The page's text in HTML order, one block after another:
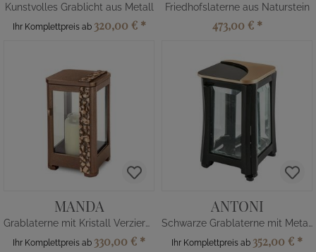
Kunstvolles Grablicht aus Metall
Ihr Komplettpreis ab 320,00 € *
Friedhofslaterne aus Naturstein
473,00 € *
MANDA
Grablaterne mit Kristall Verzierung
Ihr Komplettpreis ab 330,00 € *
ANTONI
Schwarze Grablaterne mit Metalldeko
Ihr Komplettpreis ab 352,00 € *